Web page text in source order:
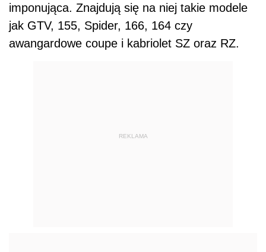
imponująca. Znajdują się na niej takie modele
jak GTV, 155, Spider, 166, 164 czy
awangardowe coupe i kabriolet SZ oraz RZ.
REKLAMA